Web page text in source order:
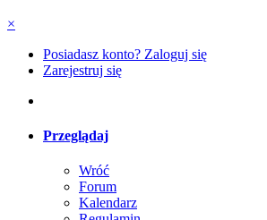
×
Posiadasz konto? Zaloguj się
Zarejestruj się
Przeglądaj
Wróć
Forum
Kalendarz